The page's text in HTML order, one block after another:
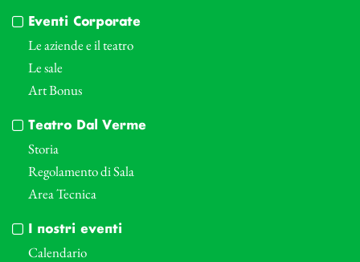
Eventi Corporate
Le aziende e il teatro
Le sale
Art Bonus
Teatro Dal Verme
Storia
Regolamento di Sala
Area Tecnica
I nostri eventi
Calendario